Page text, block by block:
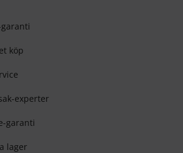
köp
experter
garanti
lager